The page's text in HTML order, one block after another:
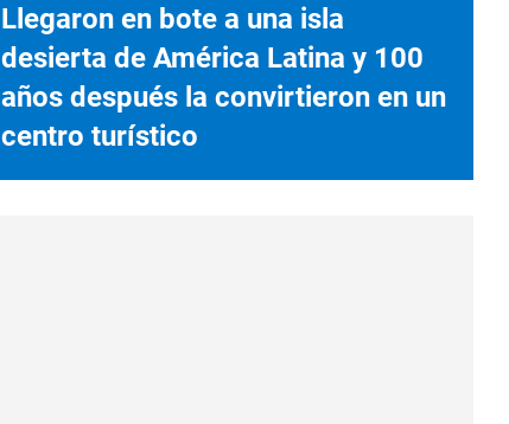
Llegaron en bote a una isla
desierta de América Latina y 100
años después la convirtieron en un
centro turístico